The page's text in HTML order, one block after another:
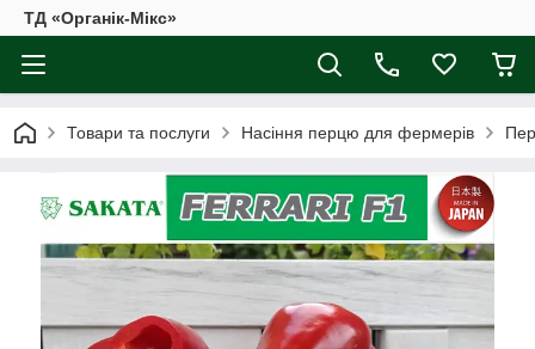
ТД «Органік-Мікс»
Товари та послуги Насіння перцю для фермерів